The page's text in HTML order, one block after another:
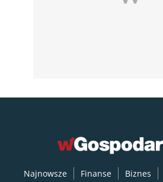
Najnowsze Finanse Biznes